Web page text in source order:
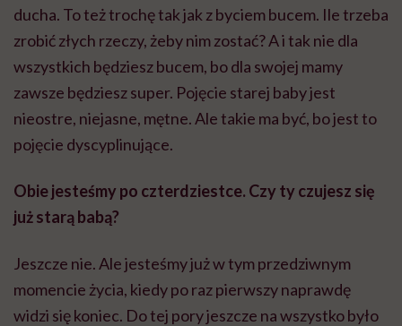
ducha. To też trochę tak jak z byciem bucem. Ile trzeba
zrobić złych rzeczy, żeby nim zostać? A i tak nie dla
wszystkich będziesz bucem, bo dla swojej mamy
zawsze będziesz super. Pojęcie starej baby jest
nieostre, niejasne, mętne. Ale takie ma być, bo jest to
pojęcie dyscyplinujące.
Obie jesteśmy po czterdziestce. Czy ty czujesz się
już starą babą?
Jeszcze nie. Ale jesteśmy już w tym przedziwnym
momencie życia, kiedy po raz pierwszy naprawdę
widzi się koniec. Do tej pory jeszcze na wszystko było